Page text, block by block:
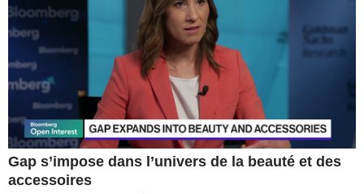
Gap s’impose dans l’univers de la beauté et des
accessoires